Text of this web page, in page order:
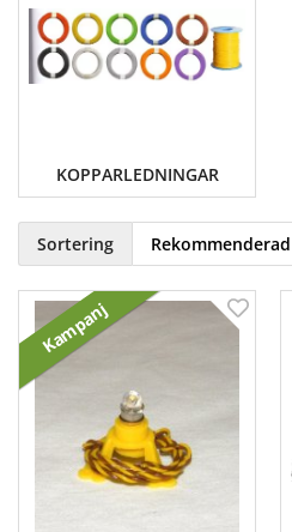
KOPPARLEDNINGAR
Sortering
Kampanj